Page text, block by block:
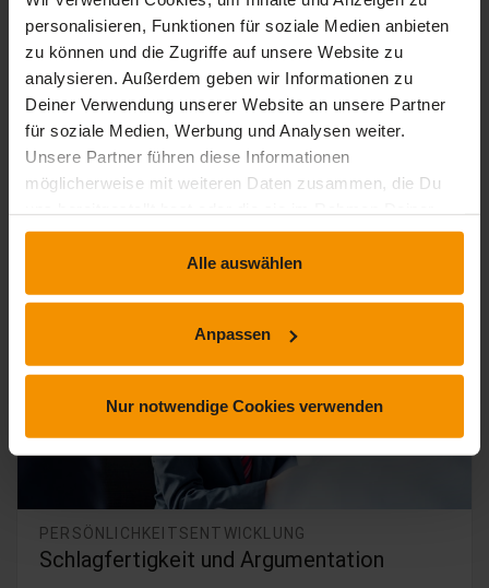
personalisieren, Funktionen für soziale Medien anbieten
zu können und die Zugriffe auf unsere Website zu
analysieren. Außerdem geben wir Informationen zu
Deiner Verwendung unserer Website an unsere Partner
für soziale Medien, Werbung und Analysen weiter.
Unsere Partner führen diese Informationen
möglicherweise mit weiteren Daten zusammen, die Du
Nutzung der Dienste gesammelt haben.
Alle auswählen
Anpassen
Nur notwendige Cookies verwenden
PERSÖNLICHKEITSENTWICKLUNG
Schwierige Gespräche führen
4.0 / 5 4.0 (1 Bewertung)
timelapse trending_up
PERSÖNLICHKEITSENTWICKLUNG
Schlagfertigkeit und Argumentation